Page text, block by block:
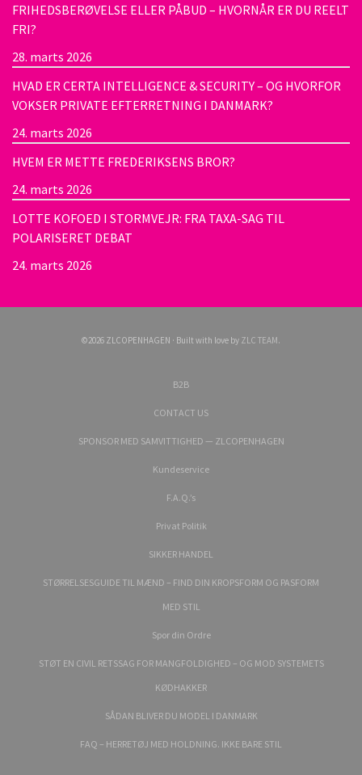
FRIHEDSBERØVELSE ELLER PÅBUD – HVORNÅR ER DU REELT
FRI?
28. marts 2026
HVAD ER CERTA INTELLIGENCE & SECURITY – OG HVORFOR
VOKSER PRIVATE EFTERRETNING I DANMARK?
24. marts 2026
HVEM ER METTE FREDERIKSENS BROR?
24. marts 2026
LOTTE KOFOED I STORMVEJR: FRA TAXA-SAG TIL
POLARISERET DEBAT
24. marts 2026
©2026 ZLCOPENHAGEN · Built with love by ZLC TEAM.
B2B
CONTACT US
SPONSOR MED SAMVITTIGHED — ZLCOPENHAGEN
Kundeservice
F.A.Q.’s
Privat Politik
SIKKER HANDEL
STØRRELSESGUIDE TIL MÆND – FIND DIN KROPSFORM OG PASFORM
MED STIL
Spor din Ordre
STØT EN CIVIL RETSSAG FOR MANGFOLDIGHED – OG MOD SYSTEMETS
KØDHAKKER
SÅDAN BLIVER DU MODEL I DANMARK
FAQ – HERRETØJ MED HOLDNING. IKKE BARE STIL